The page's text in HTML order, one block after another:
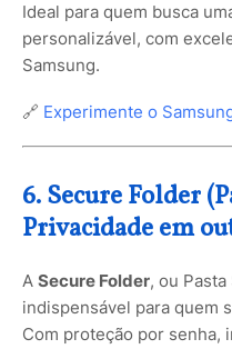
Ideal para quem busca
personalizável, com
Samsung.
🔗 Experimente o
6. Secure Folder
Privacidade em
A Secure Folder, ou
indispensável para quem
Com proteção por senha,